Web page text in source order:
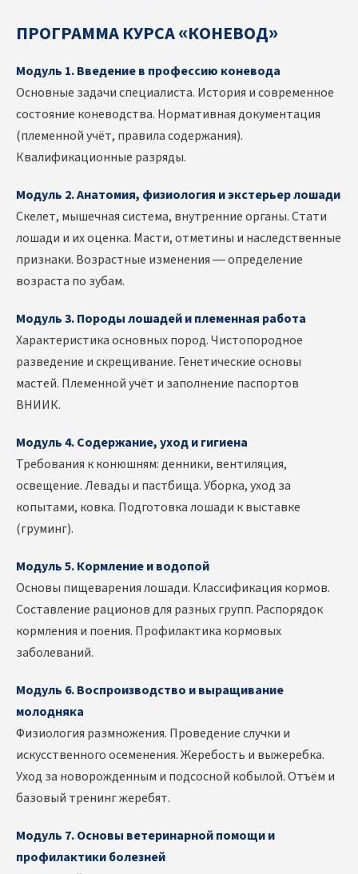
ПРОГРАММА КУРСА «КОНЕВОД»
Модуль 1. Введение в профессию коневода
Основные задачи специалиста. История и современное
состояние коневодства. Нормативная документация
(племенной учёт, правила содержания).
Квалификационные разряды.
Модуль 2. Анатомия, физиология и экстерьер лошади
Скелет, мышечная система, внутренние органы. Стати
лошади и их оценка. Масти, отметины и наследственные
признаки. Возрастные изменения — определение
возраста по зубам.
Модуль 3. Породы лошадей и племенная работа
Характеристика основных пород. Чистопородное
разведение и скрещивание. Генетические основы
мастей. Племенной учёт и заполнение паспортов
ВНИИК.
Модуль 4. Содержание, уход и гигиена
Требования к конюшням: денники, вентиляция,
освещение. Левады и пастбища. Уборка, уход за
копытами, ковка. Подготовка лошади к выставке
(груминг).
Модуль 5. Кормление и водопой
Основы пищеварения лошади. Классификация кормов.
Составление рационов для разных групп. Распорядок
кормления и поения. Профилактика кормовых
заболеваний.
Модуль 6. Воспроизводство и выращивание
молодняка
Физиология размножения. Проведение случки и
искусственного осеменения. Жеребость и выжеребка.
Уход за новорожденным и подсосной кобылой. Отъём и
базовый тренинг жеребят.
Модуль 7. Основы ветеринарной помощи и
профилактики болезней